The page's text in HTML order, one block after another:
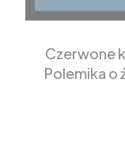
Czerwone
Polemika o